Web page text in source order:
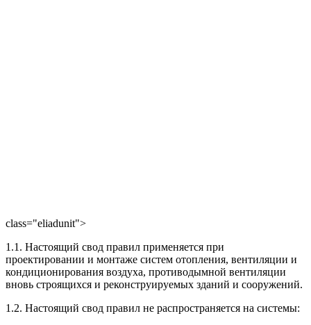
class="eliadunit">
1.1. Настоящий свод правил применяется при
проектировании и монтаже систем отопления, вентиляции и
кондиционирования воздуха, противодымной вентиляции
вновь строящихся и реконструируемых зданий и сооружений.
1.2. Настоящий свод правил не распространяется на системы: